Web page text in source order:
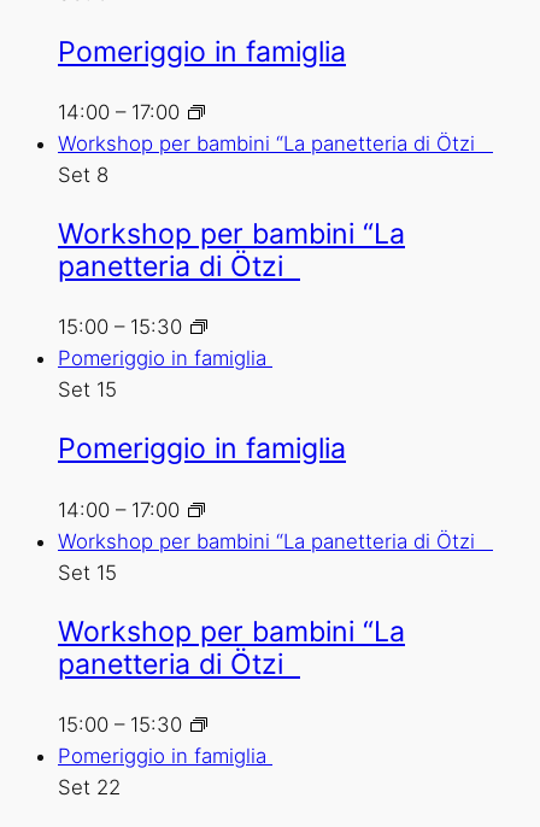
Pomeriggio in famiglia
14:00 – 17:00
Workshop per bambini “La panetteria di Ötzi
Set 8
Workshop per bambini “La
panetteria di Ötzi
15:00 – 15:30
Pomeriggio in famiglia
Set 15
Pomeriggio in famiglia
14:00 – 17:00
Workshop per bambini “La panetteria di Ötzi
Set 15
Workshop per bambini “La
panetteria di Ötzi
15:00 – 15:30
Pomeriggio in famiglia
Set 22